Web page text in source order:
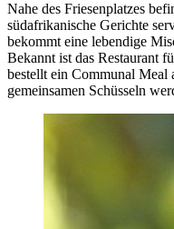
Nahe des Friesenplatzes
südafrikanische Gerichte
bekommt eine lebendige
Bekannt ist das Restaurant
bestellt ein Communal Meal
gemeinsamen Schüsseln